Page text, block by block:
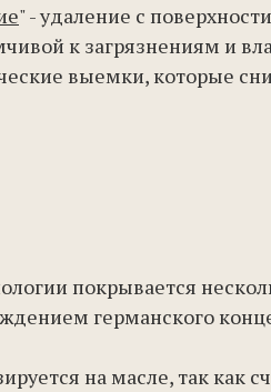
" - удаление с
к загрязнениям и
выемки, которые
покрывается
германского
на масле, так как